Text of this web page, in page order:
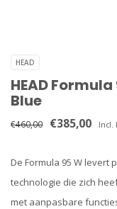
HEAD
HEAD
Blue
€460,00 €385,00 Incl.
De Formula 95 W levert
technologie die zich
met aanpasbare